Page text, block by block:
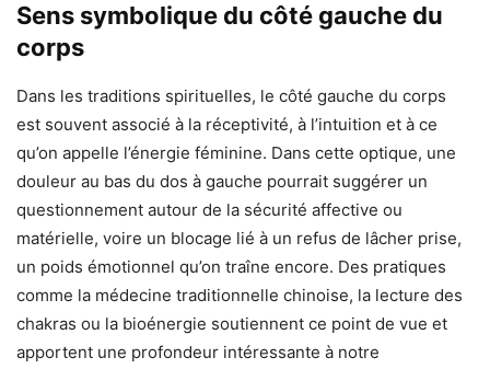
Sens symbolique du côté gauche du
corps
Dans les traditions spirituelles, le côté gauche du corps
est souvent associé à la réceptivité, à l’intuition et à ce
qu’on appelle l’énergie féminine. Dans cette optique, une
douleur au bas du dos à gauche pourrait suggérer un
questionnement autour de la sécurité affective ou
matérielle, voire un blocage lié à un refus de lâcher prise,
un poids émotionnel qu’on traîne encore. Des pratiques
comme la médecine traditionnelle chinoise, la lecture des
chakras ou la bioénergie soutiennent ce point de vue et
apportent une profondeur intéressante à notre